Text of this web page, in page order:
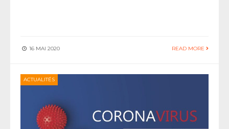
16 MAI 2020 READ MORE
ACTUALITÉS